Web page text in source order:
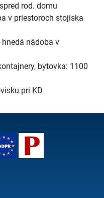
rod. domu
v priestoroch stojiska
hnedá nádoba v
bytovka: 1100
pri KD